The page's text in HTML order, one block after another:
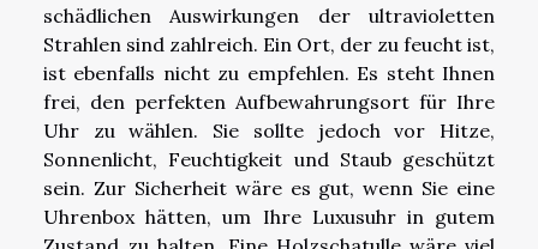
schädlichen Auswirkungen der ultravioletten
Strahlen sind zahlreich. Ein Ort, der zu feucht ist,
ist ebenfalls nicht zu empfehlen. Es steht Ihnen
frei, den perfekten Aufbewahrungsort für Ihre
Uhr zu wählen. Sie sollte jedoch vor Hitze,
Sonnenlicht, Feuchtigkeit und Staub geschützt
sein. Zur Sicherheit wäre es gut, wenn Sie eine
Uhrenbox hätten, um Ihre Luxusuhr in gutem